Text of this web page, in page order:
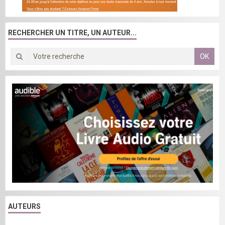
RECHERCHER UN TITRE, UN AUTEUR...
OK
AUTEURS